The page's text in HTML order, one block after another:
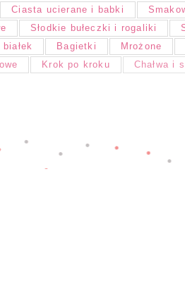
Ciasta ucierane i babki
Słodkie bułeczki i rogaliki
białek Bagietki
Mrożone
Krok po kroku Chałwa i